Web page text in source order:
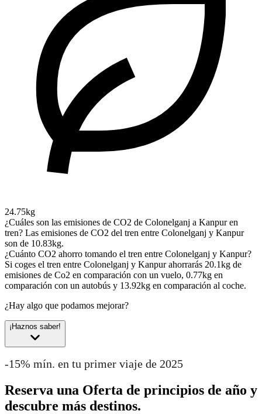
24.75kg
¿Cuáles son las emisiones de CO2 de Colonelganj a Kanpur en
tren? Las emisiones de CO2 del tren entre Colonelganj y Kanpur
son de 10.83kg.
¿Cuánto CO2 ahorro tomando el tren entre Colonelganj y Kanpur?
Si coges el tren entre Colonelganj y Kanpur ahorrarás 20.1kg de
emisiones de Co2 en comparación con un vuelo, 0.77kg en
comparación con un autobús y 13.92kg en comparación al coche.
¿Hay algo que podamos mejorar?
¡Haznos saber!
-15% mín. en tu primer viaje de 2025
Reserva una Oferta de principios de año y
descubre más destinos.